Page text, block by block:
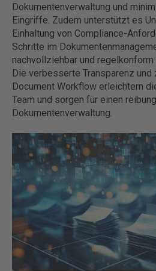
Dokumentenverwaltung und
Eingriffe. Zudem unterstützt es
Einhaltung von Compliance-
Schritte im
nachvollziehbar und
Die verbesserte Transparenz und
Document Workflow erleichtern
Team und sorgen für einen
Dokumentenverwaltung.